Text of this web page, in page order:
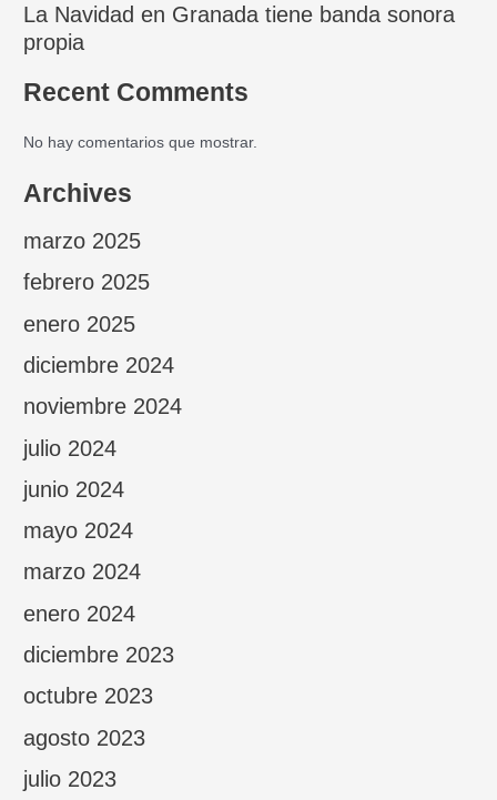
La Navidad en Granada tiene banda sonora
propia
Recent Comments
No hay comentarios que mostrar.
Archives
marzo 2025
febrero 2025
enero 2025
diciembre 2024
noviembre 2024
julio 2024
junio 2024
mayo 2024
marzo 2024
enero 2024
diciembre 2023
octubre 2023
agosto 2023
julio 2023